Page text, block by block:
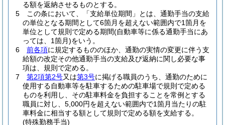
る額を返納させるものとする。
5
この条において、「支給単位期間」とは、通勤手当の支給
の単位となる期間として6箇月を超えない範囲内で1箇月を
単位として規則で定める期間(自動車等に係る通勤手当にあ
っては、1箇月)をいう。
6
前各項に規定するもののほか、通勤の実情の変更に伴う支
給額の改定その他通勤手当の支給及び返納に関し必要な事
項は、規則で定める。
7
第2項第2号又は第3号に掲げる職員のうち、通勤のために
使用する自動車等を駐車するための駐車場で規則で定める
ものを利用し、その駐車料金を負担することを常例とする
職員に対し、5,000円を超えない範囲内で1箇月当たりの駐
車料金に相当する額として規則で定める額を支給する。
(特殊勤務手当)